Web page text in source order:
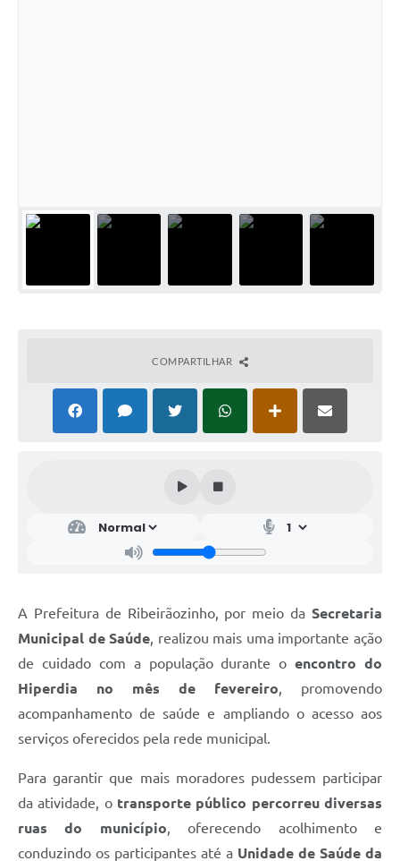
COMPARTILHAR
A Prefeitura de Ribeirãozinho, por meio da Secretaria
Municipal de Saúde , realizou mais uma importante ação
de cuidado com a população durante oencontro do
Hiperdia no mês de fevereiro , promovendo
acompanhamento de saúde e ampliando o acesso aos
serviços oferecidos pela rede municipal.
Para garantir que mais moradores pudessem participar
da atividade, o transporte público percorreu diversas
ruas do município , oferecendo acolhimento e
conduzindo os participantes até a Unidade de Saúde da